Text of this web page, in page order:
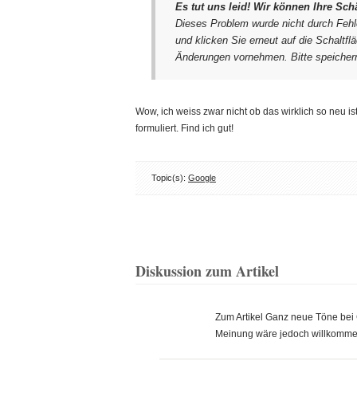
Es tut uns leid! Wir können Ihre
Dieses Problem wurde nicht durch
und klicken Sie erneut auf die
Änderungen vornehmen. Bitte
Wow, ich weiss zwar nicht ob das wirklich so neu
formuliert. Find ich gut!
Topic(s): Google
Diskussion zum Artikel
Zum Artikel Ganz neue Töne
Meinung wäre jedoch